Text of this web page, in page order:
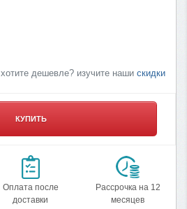
хотите дешевле? изучите наши скидки
КУПИТЬ
Оплата после
доставки
Рассрочка на 12
месяцев